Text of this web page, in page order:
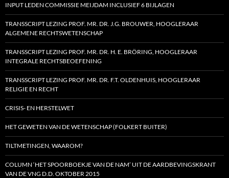
INPUT LEDEN COMMISSIE MEIJDAM INCLUSIEF 6 BIJLAGEN
TRANSSCRIPT LEZING PROF. MR. DR. J.G. BROUWER, HOOGLERAAR
ALGEMENE RECHTSWETENSCHAP
TRANSSCRIPT LEZING PROF. MR. DR. H. E. BRÖRING, HOOGLERAAR
INTEGRALE RECHTSBEOEFENING
TRANSSCRIPT LEZING PROF. MR. DR. F.T. OLDENHUIS, HOOGLERAAR
RELIGIE EN RECHT
CRISIS- EN HERSTELWET
HET GEWETEN VAN DE WETENSCHAP (FOLKERT BUITER)
TILTMETINGEN, WAAROM?
COLUMN ‘HET SPOORBOEKJE VAN DE NAM’ UIT DE AARDBEVINGSKRANT
VAN DE VNG D.D. OKTOBER 2015